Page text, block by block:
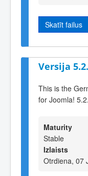
Skatīt failus
Versija
This is the
for Joomla!
Maturity
Stable
Izlaists
Otrdiena, 07